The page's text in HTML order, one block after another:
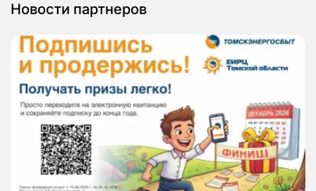
Новости партнеров